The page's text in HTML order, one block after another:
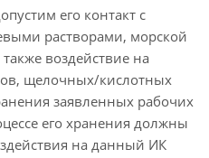
его контакт с
растворами, морской
воздействие на
щелочных/кислотных
заявленных рабочих
его хранения должны
на данный ИК